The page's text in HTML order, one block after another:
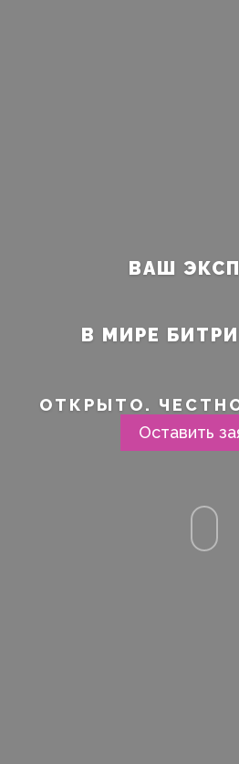
ВАШ
В МИРЕ
ОТКРЫТО.
Оставить